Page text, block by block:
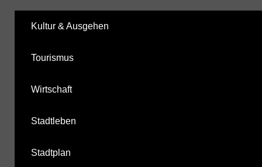
Kultur & Ausgehen
Tourismus
Wirtschaft
Stadtleben
Stadtplan